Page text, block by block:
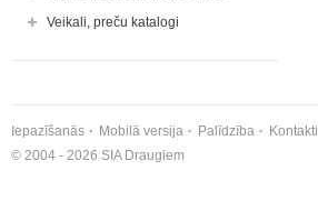
Veikali, preču katalogi
Iepazīšanās Mobilā versija Palīdzība Kontakti
© 2004 - 2026 SIA Draugiem